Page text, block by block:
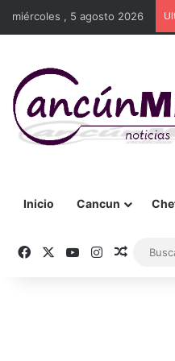
miércoles , 5 agosto 2026
Inicio Cancun
FacebookYouTubeInstagram